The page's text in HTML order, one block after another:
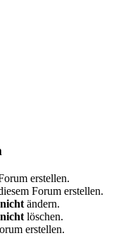
erstellen.
Forum erstellen.
nicht ändern.
nicht löschen.
erstellen.